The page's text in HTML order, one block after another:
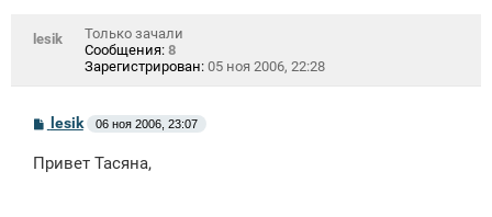
lesik
Только зачали
Сообщения: 8
Зарегистрирован: 05 ноя 2006, 22:28
С
о
б
lesik 06 ноя 2006, 23:07
Привет Тасяна,